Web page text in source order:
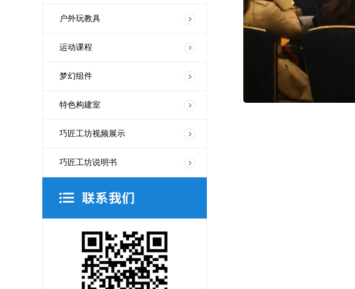
户外玩教具
运动课程
梦幻组件
特色构建室
巧匠工坊视频展示
巧匠工坊说明书